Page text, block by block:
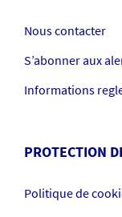
Nous contacter
S’abonner aux
Informations
PROTECTION
Politique de